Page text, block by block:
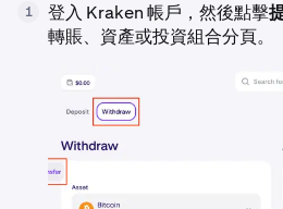
1 登入 Kraken 帳戶，然後點擊
轉賬、資產或投資組合分頁。